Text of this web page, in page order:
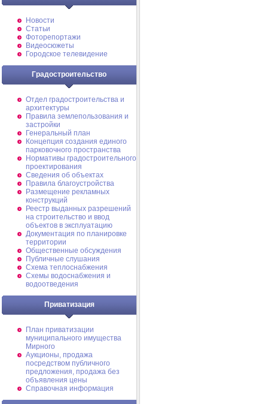
Новости
Статьи
Фоторепортажи
Видеосюжеты
Городское телевидение
Градостроительство
Отдел градостроительства и
архитектуры
Правила землепользования и
застройки
Генеральный план
Концепция создания единого
парковочного пространства
Нормативы градостроительного
проектирования
Сведения об объектах
Правила благоустройства
Размещение рекламных
конструкций
Реестр выданных разрешений
на строительство и ввод
объектов в эксплуатацию
Документация по планировке
территории
Общественные обсуждения
Публичные слушания
Схема теплоснабжения
Схемы водоснабжения и
водоотведения
Приватизация
План приватизации
муниципального имущества
Мирного
Аукционы, продажа
посредством публичного
предложения, продажа без
объявления цены
Справочная информация